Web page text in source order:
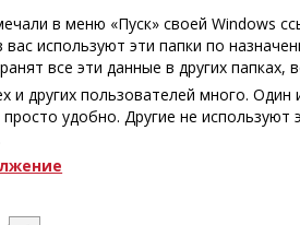
в меню «Пуск» своей Windows
вас используют эти папки по
все эти данные в других
и других пользователей много.
удобно. Другие не